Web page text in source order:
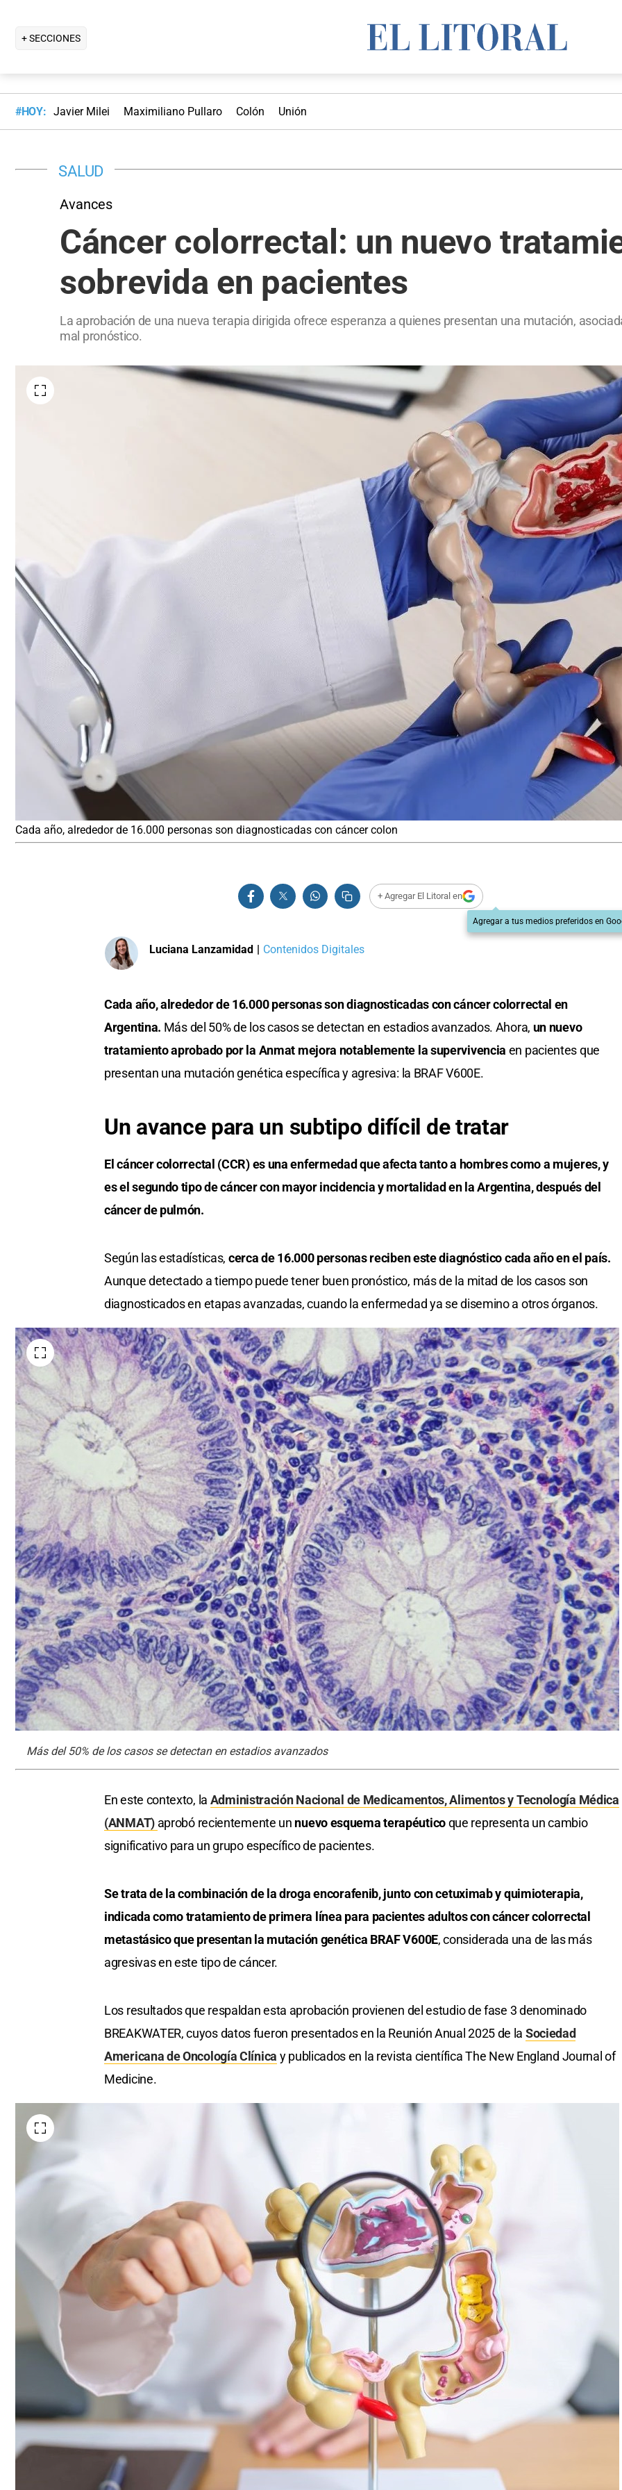
+ SECCIONES
#HOY: Javier Milei Maximiliano Pullaro Colón Unión
SALUD
Avances
Cáncer colorrectal: un nuevo
sobrevida en pacientes
La aprobación de una nueva terapia dirigida ofrece esperanza a quienes presentan una mutación,
mal pronóstico.
Cada año, alrededor de 16.000 personas son diagnosticadas con cáncer colon
+ Agregar El Litoral en
Agregar a tus medios preferidos en
Luciana Lanzamidad | Contenidos Digitales
Cada año, alrededor de 16.000 personas son diagnosticadas con cáncer colorrectal en
Argentina. Más del 50% de los casos se detectan en estadios avanzados. Ahora, un nuevo
tratamiento aprobado por la Anmat mejora notablemente la supervivencia en pacientes que
presentan una mutación genética específica y agresiva: la BRAF V600E.
Un avance para un subtipo difícil de tratar
El cáncer colorrectal (CCR) es una enfermedad que afecta tanto a hombres como a mujeres, y
es el segundo tipo de cáncer con mayor incidencia y mortalidad en la Argentina, después del
cáncer de pulmón.
Según las estadísticas, cerca de 16.000 personas reciben este diagnóstico cada año en el país.
Aunque detectado a tiempo puede tener buen pronóstico, más de la mitad de los casos son
diagnosticados en etapas avanzadas, cuando la enfermedad ya se disemino a otros órganos.
Más del 50% de los casos se detectan en estadios avanzados
En este contexto, la Administración Nacional de Medicamentos, Alimentos y Tecnología Médica
(ANMAT) aprobó recientemente un nuevo esquema terapéuticoque representa un cambio
significativo para un grupo específico de pacientes.
Se trata de la combinación de la droga encorafenib, junto con cetuximab y quimioterapia,
indicada como tratamiento de primera línea para pacientes adultos con cáncer colorrectal
metastásico que presentan la mutación genética BRAF V600E, considerada una de las más
agresivas en este tipo de cáncer.
Los resultados que respaldan esta aprobación provienen del estudio de fase 3 denominado
BREAKWATER, cuyos datos fueron presentados en la Reunión Anual 2025 de la Sociedad
Americana de Oncología Clínica y publicados en la revista científica The New England Journal of
Medicine.